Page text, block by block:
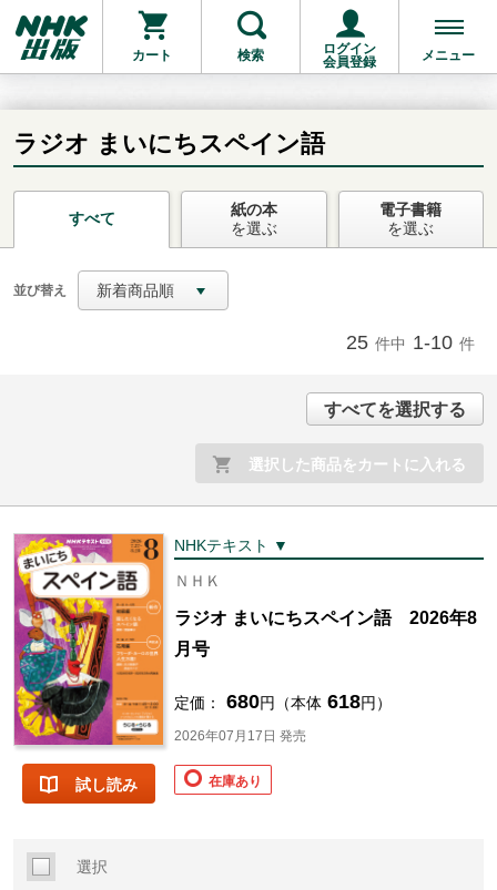
カート 検索
ログイン
会員登録
メニュー
お支払いに進む
他にも商品を買う
ラジオ まいにちスペイン語
すべて
紙の本
を選ぶ
電子書籍
を選ぶ
並び替え 新着商品順
25 件中 1-10 件
すべてを選択する
選択した商品をカートに入れる
試し読み
NHKテキスト ▼
ＮＨＫ
ラジオ まいにちスペイン語 2026年8
月号
定価： 680円（本体 618円）
2026年07月17日 発売
在庫あり
選択